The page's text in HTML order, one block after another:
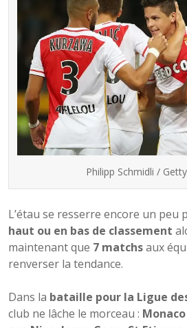
Philipp Schmidli /
L’étau se resserre encore un peu
haut ou en bas de classement
maintenant que 7 matchsaux
renverser la tendance.
Dans la bataille pour la Ligue
club ne lâche le morceau : Monaco